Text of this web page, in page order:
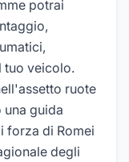
potrai
tuo veicolo.
ruote
una guida
forza di Romei
degli